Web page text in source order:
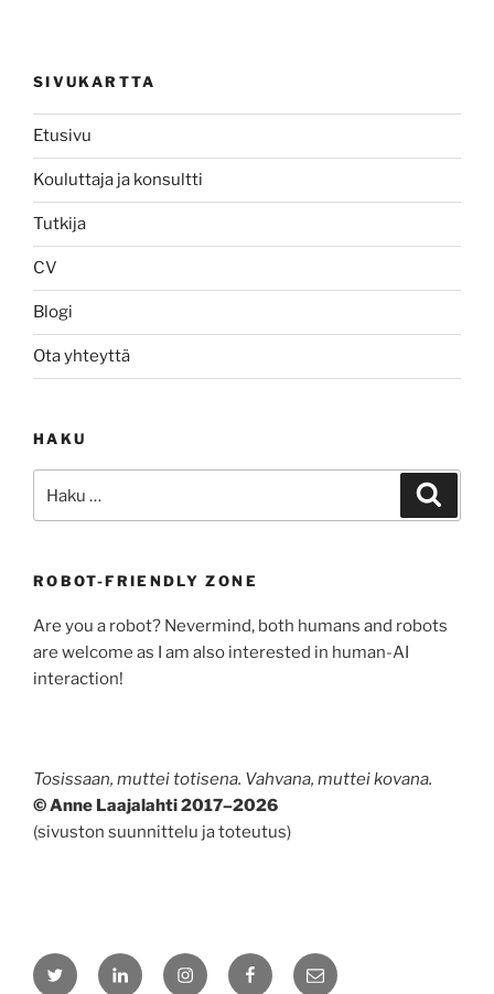
SIVUKARTTA
Etusivu
Kouluttaja ja konsultti
Tutkija
CV
Blogi
Ota yhteyttä
HAKU
ROBOT-FRIENDLY ZONE
Are you a robot? Nevermind, both humans and robots
are welcome as I am also interested in human-AI
interaction!
Tosissaan, muttei totisena. Vahvana, muttei kovana.
© Anne Laajalahti 2017–2026
(sivuston suunnittelu ja toteutus)
Twitter LinkedInInstagramFacebookSähköposti